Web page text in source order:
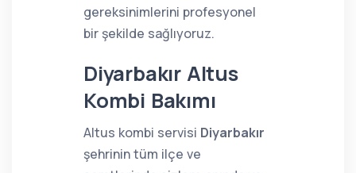
gereksinimlerini profesyonel
bir şekilde sağlıyoruz.
Diyarbakır Altus
Kombi Bakımı
Altus kombi servisi Diyarbakır
şehrinin tüm ilçe ve